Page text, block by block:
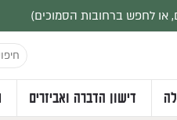
דישון הדברה ואביזרים